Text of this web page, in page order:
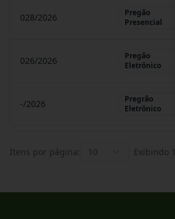
028/2026
Pregão
Presencial
026/2026
Pregão
Eletrônico
-/2026
Pregrão
Eletrônico
Itens por página: 10 Exibindo 1